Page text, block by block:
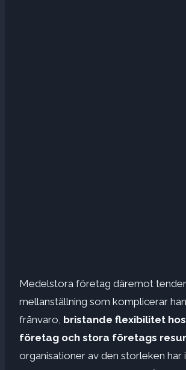
Medelstora företag däremot
mellanställning som komplicerar
frånvaro, bristande flexibilitet
företag och stora företags
organisationer av den storleken har